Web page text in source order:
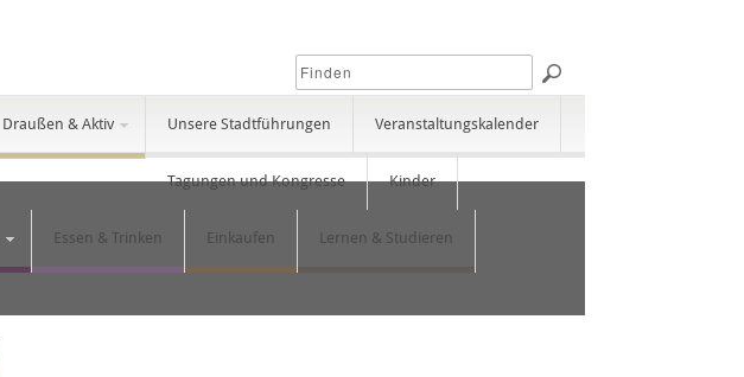
Draußen & Aktiv Unsere Stadtführungen Veranstaltungskalender
Tagungen und Kongresse Kinder
Essen & Trinken Einkaufen Lernen & Studieren